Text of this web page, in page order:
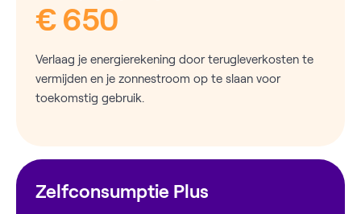
€ 650
Verlaag je energierekening door terugleverkosten te
vermijden en je zonnestroom op te slaan voor
toekomstig gebruik.
Zelfconsumptie Plus